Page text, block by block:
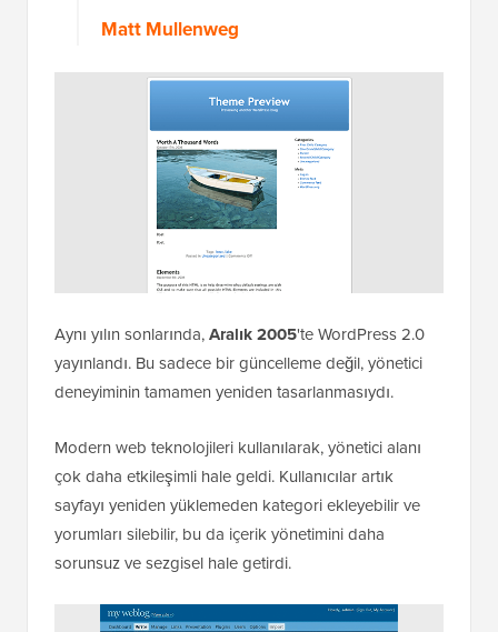
Matt Mullenweg
Aynı yılın sonlarında,Aralık 2005'te WordPress 2.0
yayınlandı. Bu sadece bir güncelleme değil, yönetici
deneyiminin tamamen yeniden tasarlanmasıydı.
Modern web teknolojileri kullanılarak, yönetici alanı
çok daha etkileşimli hale geldi. Kullanıcılar artık
sayfayı yeniden yüklemeden kategori ekleyebilir ve
yorumları silebilir, bu da içerik yönetimini daha
sorunsuz ve sezgisel hale getirdi.